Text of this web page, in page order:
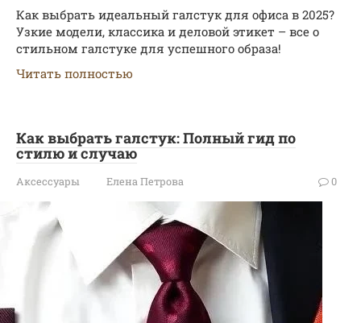
Как выбрать идеальный галстук для офиса в 2025?
Узкие модели, классика и деловой этикет – все о
стильном галстуке для успешного образа!
Читать полностью
Как выбрать галстук: Полный гид по
стилю и случаю
Аксессуары Елена Петрова 0